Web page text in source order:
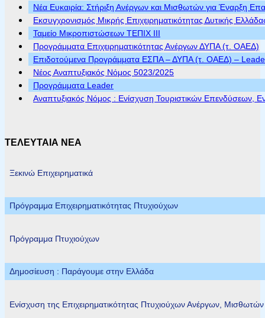
Νέα Ευκαιρία: Στήριξη Ανέργων και Μισθωτών για Έναρξη
Εκσυγχρονισμός Μικρής Επιχειρηματικότητας Δυτικής
Ταμείο Μικροπιστώσεων ΤΕΠΙΧ ΙΙΙ
Προγράμματα Επιχειρηματικότητας Ανέργων ΔΥΠΑ (τ. ΟΑΕΔ)
Επιδοτούμενα Προγράμματα ΕΣΠΑ – ΔΥΠΑ (τ. ΟΑΕΔ) – Leader
Νέος Αναπτυξιακός Νόμος 5023/2025
Προγράμματα Leader
Αναπτυξιακός Νόμος : Ενίσχυση Τουριστικών Επενδύσεων,
ΤΕΛΕΥΤΑΙΑ ΝΕΑ
Ξεκινώ Επιχειρηματικά
Πρόγραμμα Επιχειρηματικότητας Πτυχιούχων
Πρόγραμμα Πτυχιούχων
Δημοσίευση : Παράγουμε στην Ελλάδα
Ενίσχυση της Επιχειρηματικότητας Πτυχιούχων Ανέργων,